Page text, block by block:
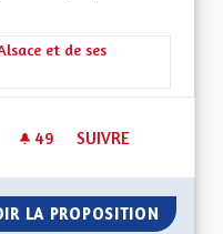
: L'attractivité
et de ses
49 49 ABONNÉS
SUIVRE
LA PROPOSITION